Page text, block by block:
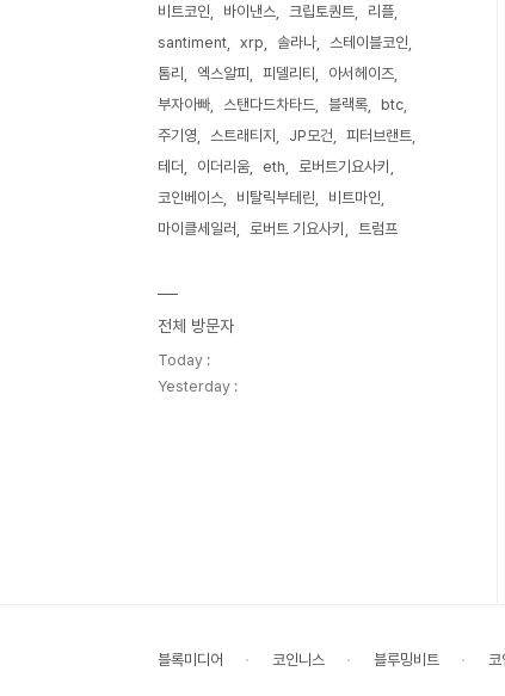
비트코인 바이낸스 크립토퀀트
리플
santiment
xrp 솔라나
스테이블코인
톰리
엑스알피 피델리티
아서헤이즈
부자아빠
스탠다드차타드 블랙록
btc
주기영
스트래티지 JP모건
피터브랜트
테더
이더리움 eth
로버트기요사키
코인베이스
비탈릭부테린
비트마인
마이클세일러
로버트 기요사키 트럼프
전체 방문자
Today :
Yesterday :
블록미디어 코인니스 블루밍비트 코